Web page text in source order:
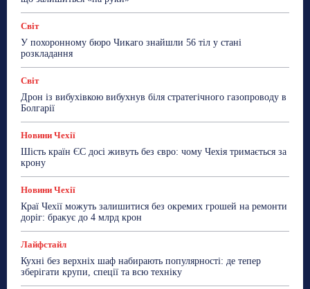
Світ
У похоронному бюро Чикаго знайшли 56 тіл у стані
розкладання
Світ
Дрон із вибухівкою вибухнув біля стратегічного газопроводу в
Болгарії
Новини Чехії
Шість країн ЄС досі живуть без євро: чому Чехія тримається за
крону
Новини Чехії
Краї Чехії можуть залишитися без окремих грошей на ремонти
доріг: бракує до 4 млрд крон
Лайфстайл
Кухні без верхніх шаф набирають популярності: де тепер
зберігати крупи, спеції та всю техніку